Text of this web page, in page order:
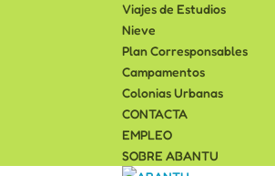
Viajes de Estudios
Nieve
Plan Corresponsables
Campamentos
Colonias Urbanas
CONTACTA
EMPLEO
SOBRE ABANTU